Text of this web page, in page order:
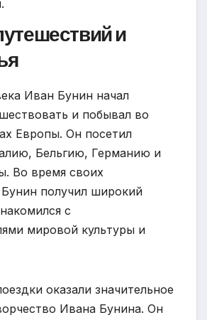
и
Иван Бунин начал
и побывал во
Европы. Он посетил
Бельгию, Германию и
Во время своих
получил широкий
с
мировой культуры и
оказали значительное
Ивана Бунина. Он